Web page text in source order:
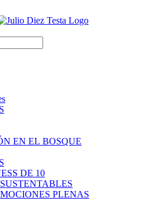
EN EL BOSQUE
DE 10
PLENAS